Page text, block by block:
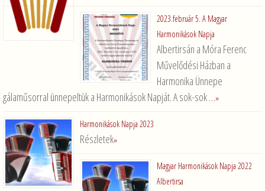
2023.február 5. A Magyar
Harmonikások Napja
Albertirsán a Móra Ferenc
Művelődési Házban a
Harmonika Ünnepe
gálaműsorral ünnepeltük a Harmonikások Napját. A sok-sok …»
Harmonikások Napja 2023
Részletek»
Magyar Harmonikások Napja 2022
Albertirsa